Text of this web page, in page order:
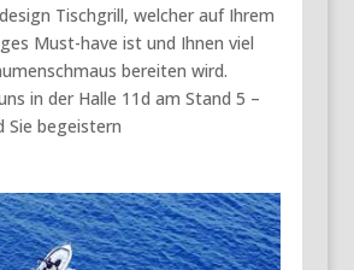
Tischgrill, welcher auf Ihrem
Must-have ist und Ihnen viel
bereiten wird.
in der Halle 11d am Stand 5 –
Sie begeistern